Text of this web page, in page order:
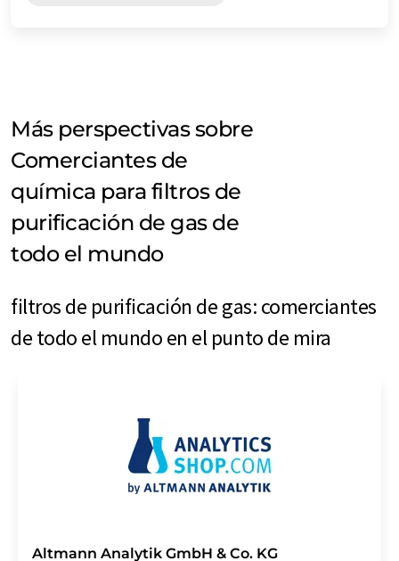
Más perspectivas sobre
Comerciantes de
química para filtros de
purificación de gas de
todo el mundo
filtros de purificación de gas: comerciantes
de todo el mundo en el punto de mira
Altmann Analytik GmbH & Co. KG